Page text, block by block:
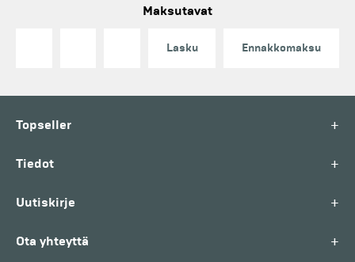
Maksutavat
Lasku Ennakkomaksu
Topseller +
Tiedot +
Uutiskirje +
Ota yhteyttä +